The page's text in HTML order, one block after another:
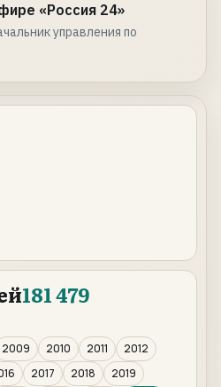
«Россия 24»
управления по
181 479
2009 2010 2011
2012
2017 2018
2019